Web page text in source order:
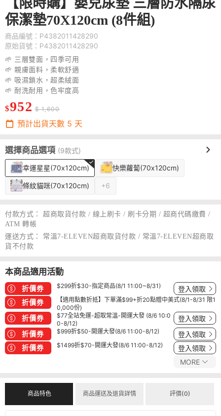
保潔墊70X120cm (8件組)
商品編號：P4382011428290
原始貨號：P4382011428290
🌱 三層雙面，四季可用
🌱 親膚面料，柔軟舒適
🌱 吸濕鎖水，超柔絨面
🌱 耐洗耐用，色牢度高
$952 $ 1,600
預計出貨天數 5 天
選擇商品選項 (9款式)
幸運星星(70x120cm) 快樂蘿蔔(70x120cm)
條紋貓咪(70x120cm) +6
付款方式：
超商取貨付款 / 線上刷卡 / 刷卡分期 / 超商代碼繳費 /
ATM 轉帳
運送方式：
常溫7-ELEVEN超商取貨付款 / 常溫7-ELEVEN超商取
貨不付款
本商品適用活動
折價券 $299折$30-指定商品(8/1 11:00~8/31) 登入領取
折價券
【適用點數折抵】下單滿$99+折20點贈中美式(8/1-8/31 限1
0,000份)
折價券
$77全站免運-超取常溫-開運大發 (8/6 10:0
0-8/12)
登入領取
折價券 $999折$50-開運大發(8/6 11:00-8/12) 登入領取
折價券 $1499折$70-開運大發(8/6 11:00-8/12) 登入領取
MORE
商品特色 商品運送及退貨詳情 評價(0)